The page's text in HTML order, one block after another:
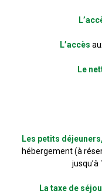
L’accès
Le
Les petits déjeuners,
hébergement (à
La taxe de